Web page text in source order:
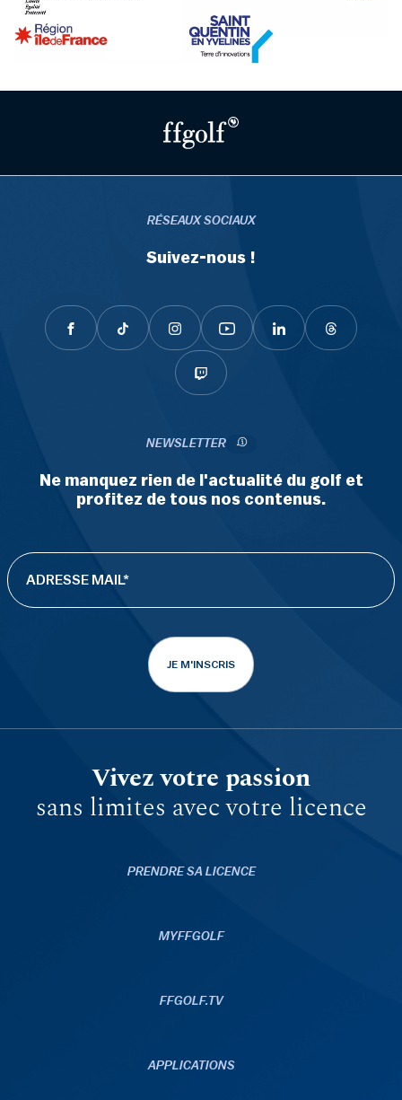
RÉSEAUX SOCIAUX
Suivez-nous !
NEWSLETTER
Ne manquez rien de l'actualité du golf et
profitez de tous nos contenus.
JE M'INSCRIS
Vivez votre passion
sans limites avec votre licence
PRENDRE SA LICENCE
MYFFGOLF
FFGOLF.TV
APPLICATIONS